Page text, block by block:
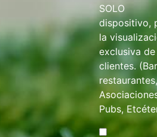
SOLO
dispositivo,
la
exclusiva de
clientes.
restaurantes,
Pubs,